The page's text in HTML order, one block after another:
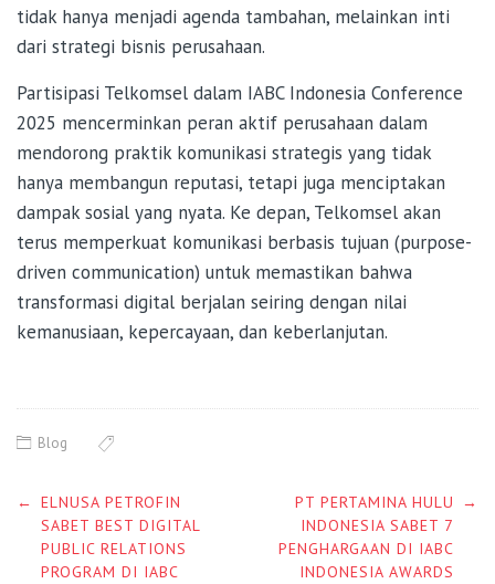
tidak hanya menjadi agenda tambahan, melainkan inti
dari strategi bisnis perusahaan.
Partisipasi Telkomsel dalam IABC Indonesia Conference
2025 mencerminkan peran aktif perusahaan dalam
mendorong praktik komunikasi strategis yang tidak
hanya membangun reputasi, tetapi juga menciptakan
dampak sosial yang nyata. Ke depan, Telkomsel akan
terus memperkuat komunikasi berbasis tujuan (purpose-
driven communication) untuk memastikan bahwa
transformasi digital berjalan seiring dengan nilai
kemanusiaan, kepercayaan, dan keberlanjutan.
Blog
Post
navigation
← ELNUSA PETROFIN
SABET BEST DIGITAL
PUBLIC RELATIONS
PROGRAM DI IABC
PT PERTAMINA HULU
INDONESIA SABET 7
PENGHARGAAN DI IABC
INDONESIA AWARDS
→